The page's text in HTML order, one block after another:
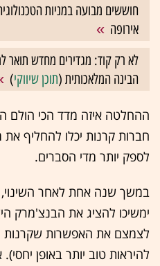
חוששים מבועה במניות
אירופה
לא רק קוד: מגדירים מחדש תואר
הבינה המלאכותית (תוכן שיווקי)
ההחלטה איזה מדד הכי הולם
חברות קרנות יכלו להחליף את
לספק יותר מדי הסברים.
ימשיכו להציג את הבנצ'מרק
לצמצם את האפשרות שקרנות
להיראות טוב יותר באופן